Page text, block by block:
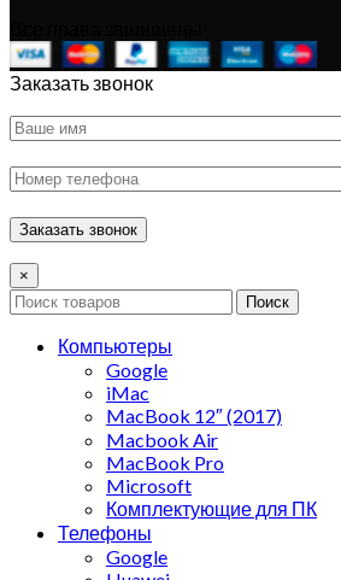
Заказать звонок
×
Поиск
Компьютеры
Google
iMac
MacBook 12″ (2017)
Macbook Air
MacBook Pro
Microsoft
Комплектующие для ПК
Телефоны
Google